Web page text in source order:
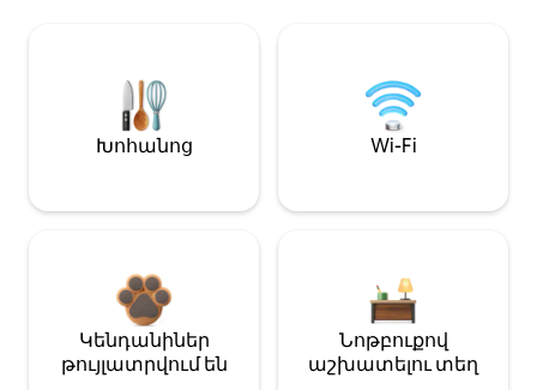
Խոհանոց Wi-Fi
Կենդանիներ
թույլատրվում են
Նոթբուքով
աշխատելու տեղ